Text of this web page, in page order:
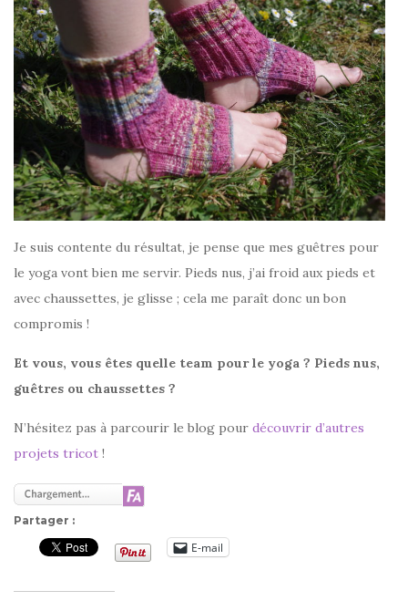
Je suis contente du résultat, je pense que mes guêtres pour
le yoga vont bien me servir. Pieds nus, j’ai froid aux pieds et
avec chaussettes, je glisse ; cela me paraît donc un bon
compromis !
Et vous, vous êtes quelle team pour le yoga ? Pieds nus,
guêtres ou chaussettes ?
N’hésitez pas à parcourir le blog pour découvrir d’autres
projets tricot !
Partager :
E-mail